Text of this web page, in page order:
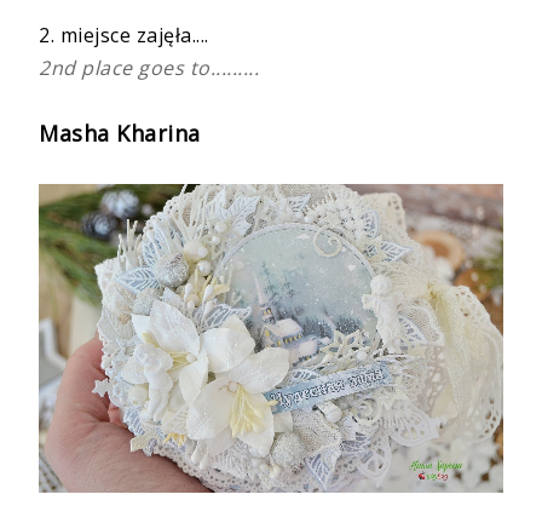
2. miejsce zajęła....
2nd place goes to.........
Masha Kharina